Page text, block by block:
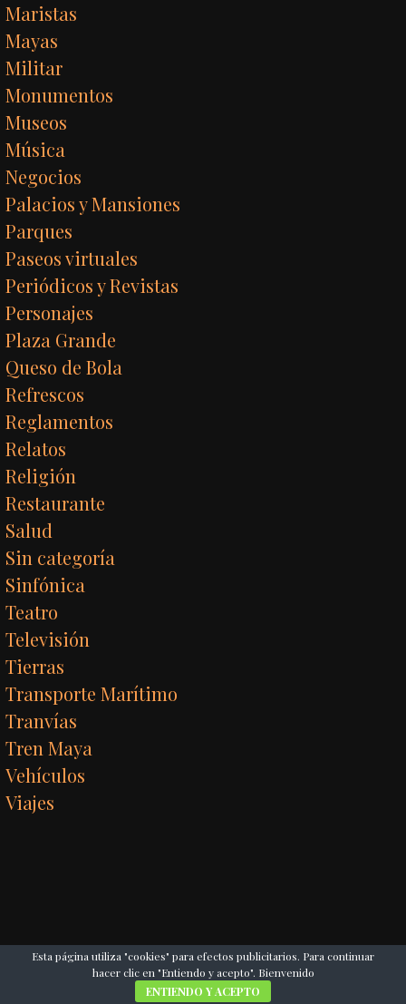
Maristas
Mayas
Militar
Monumentos
Museos
Música
Negocios
Palacios y Mansiones
Parques
Paseos virtuales
Periódicos y Revistas
Personajes
Plaza Grande
Queso de Bola
Refrescos
Reglamentos
Relatos
Religión
Restaurante
Salud
Sin categoría
Sinfónica
Teatro
Televisión
Tierras
Transporte Marítimo
Tranvías
Tren Maya
Vehículos
Viajes
Esta página utiliza "cookies" para efectos publicitarios. Para continuar
hacer clic en "Entiendo y acepto". Bienvenido
ENTIENDO Y ACEPTO